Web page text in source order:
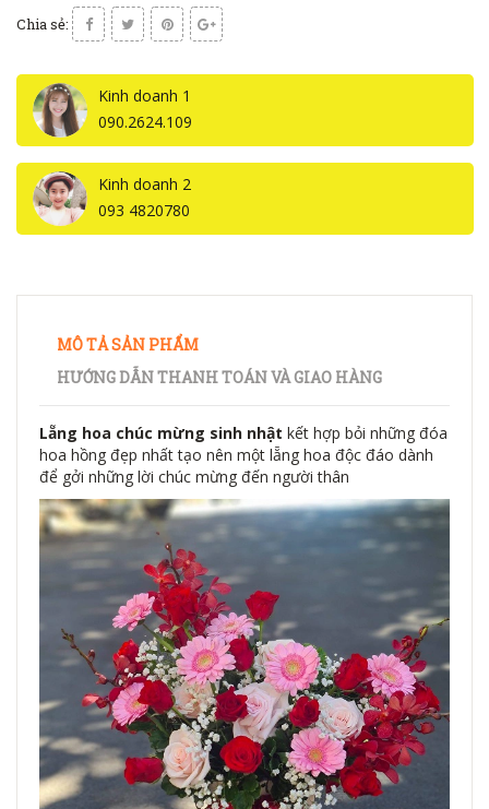
Chia sẻ:
Kinh doanh 1
090.2624.109
Kinh doanh 2
093 4820780
MÔ TẢ SẢN PHẨM
HƯỚNG DẪN THANH TOÁN VÀ GIAO HÀNG
Lẵng hoa chúc mừng sinh nhật kết hợp bỏi những đóa
hoa hồng đẹp nhất tạo nên một lẵng hoa độc đáo dành
để gởi những lời chúc mừng đến người thân